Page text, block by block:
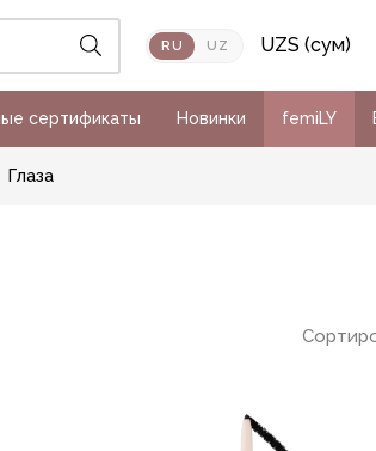
RU UZ UZS (сум)
сертификаты Новинки femiLY
Глаза